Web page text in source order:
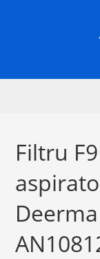
Filtru